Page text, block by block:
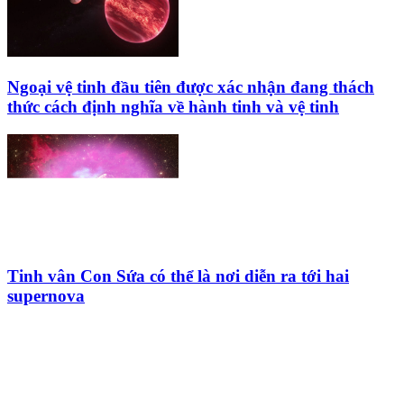
Ngoại vệ tinh đầu tiên được xác nhận đang thách
thức cách định nghĩa về hành tinh và vệ tinh
Tinh vân Con Sứa có thể là nơi diễn ra tới hai
supernova